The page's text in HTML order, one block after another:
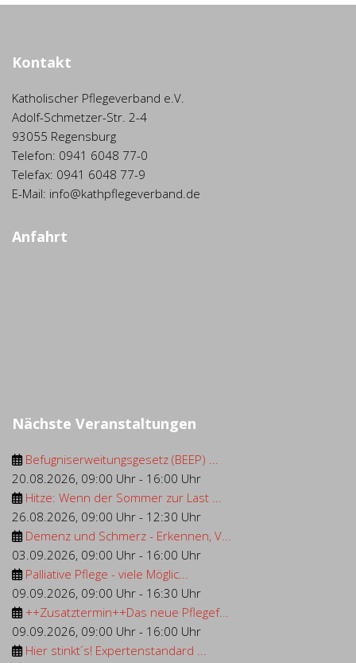
Kontakt
Katholischer Pflegeverband e.V.
Adolf-Schmetzer-Str. 2-4
93055 Regensburg
Telefon: 0941 6048 77-0
Telefax: 0941 6048 77-9
E-Mail: info@kathpflegeverband.de
Anfahrt
Nächste Veranstaltungen
Befugniserweitungsgesetz (BEEP) ...
20.08.2026, 09:00 Uhr - 16:00 Uhr
Hitze: Wenn der Sommer zur Last ...
26.08.2026, 09:00 Uhr - 12:30 Uhr
Demenz und Schmerz - Erkennen, V...
03.09.2026, 09:00 Uhr - 16:00 Uhr
Palliative Pflege - viele Möglic...
09.09.2026, 09:00 Uhr - 16:30 Uhr
++Zusatztermin++Das neue Pflegef...
09.09.2026, 09:00 Uhr - 16:00 Uhr
Hier stinkt´s! Expertenstandard ...